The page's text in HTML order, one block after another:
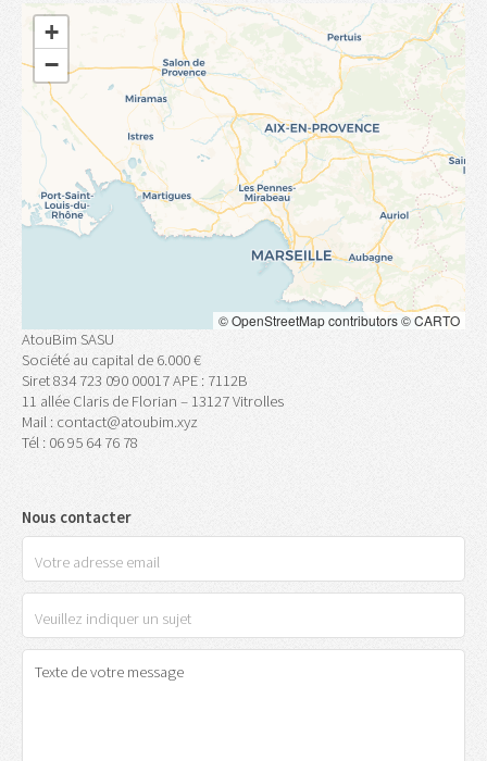
+
−
©OpenStreetMapcontributors ©CARTO
AtouBim SASU
Société au capital de 6.000 €
Siret 834 723 090 00017 APE : 7112B
11 allée Claris de Florian – 13127 Vitrolles
Mail : contact@atoubim.xyz
Tél : 06 95 64 76 78
Nous contacter